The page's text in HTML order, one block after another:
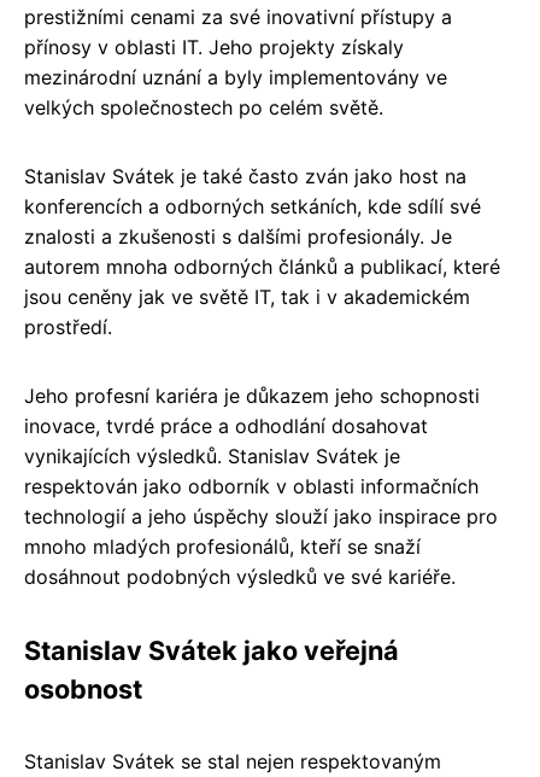
prestižními cenami za své inovativní přístupy a
přínosy v oblasti IT. Jeho projekty získaly
mezinárodní uznání a byly implementovány ve
velkých společnostech po celém světě.
Stanislav Svátek je také často zván jako host na
konferencích a odborných setkáních, kde sdílí své
znalosti a zkušenosti s dalšími profesionály. Je
autorem mnoha odborných článků a publikací, které
jsou ceněny jak ve světě IT, tak i v akademickém
prostředí.
Jeho profesní kariéra je důkazem jeho schopnosti
inovace, tvrdé práce a odhodlání dosahovat
vynikajících výsledků. Stanislav Svátek je
respektován jako odborník v oblasti informačních
technologií a jeho úspěchy slouží jako inspirace pro
mnoho mladých profesionálů, kteří se snaží
dosáhnout podobných výsledků ve své kariéře.
Stanislav Svátek jako veřejná
osobnost
Stanislav Svátek se stal nejen respektovaným